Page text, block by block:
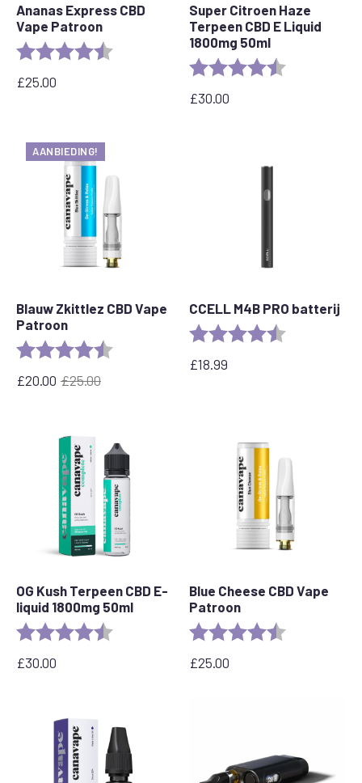
Ananas Express CBD
Vape Patroon
Beoordeling: 4.6 out of 5 stars
£25.00
Super Citroen Haze
Terpeen CBD E Liquid
1800mg 50ml
Beoordeling:
£30.00
AANBIEDING!
Blauw Zkittlez CBD Vape
Patroon
Beoordeling: 4.6 out of 5 stars
£25.00
Oorspronkelijke
£25.00.
£20.00
Huidige
£20.00.
CCELL M4B PRO batterij
Beoordeling:
£18.99
OG Kush Terpeen CBD E-
liquid 1800mg 50ml
Beoordeling: 4.6 out of 5 stars
£30.00
Blue Cheese CBD Vape
Patroon
Beoordeling:
£25.00